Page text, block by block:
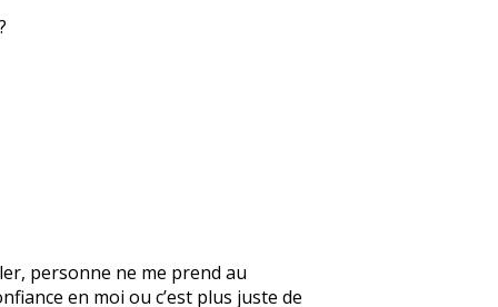
personne ne me prend au
en moi ou c’est plus juste de